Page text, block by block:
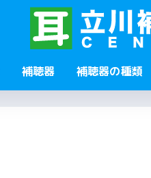
補聴器 補聴器の種類